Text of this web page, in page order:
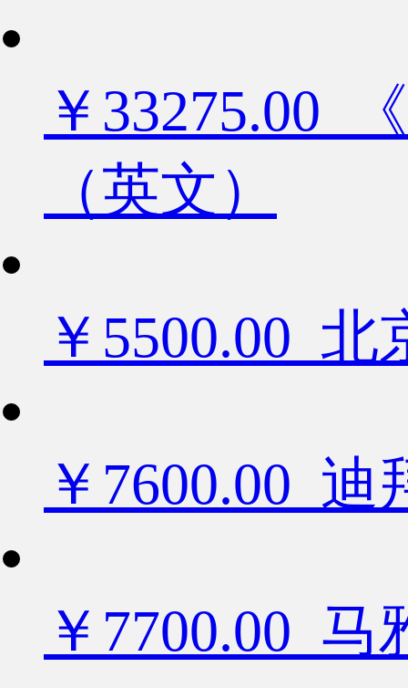
￥33275.00
（英文）
￥5500.00
￥7600.00
￥7700.00 马